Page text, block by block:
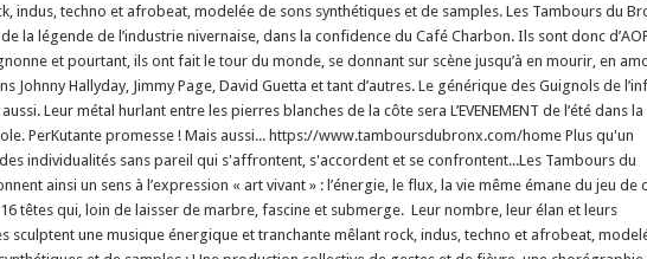
indus, techno et afrobeat, modelée de sons synthétiques et de samples. Les Tambours du
la légende de l’industrie nivernaise, dans la confidence du Café Charbon. Ils sont donc
et pourtant, ils ont fait le tour du monde, se donnant sur scène jusqu’à en mourir, en
Johnny Hallyday, Jimmy Page, David Guetta et tant d’autres. Le générique des Guignols de
aussi. Leur métal hurlant entre les pierres blanches de la côte sera L’EVENEMENT de l’été dans la
PerKutante promesse ! Mais aussi... https://www.tamboursdubronx.com/home Plus qu'un
individualités sans pareil qui s'affrontent, s'accordent et se confrontent...Les Tambours du
ainsi un sens à l’expression « art vivant » : l’énergie, le flux, la vie même émane du jeu de
têtes qui, loin de laisser de marbre, fascine et submerge. Leur nombre, leur élan et leurs
sculptent une musique énergique et tranchante mêlant rock, indus, techno et afrobeat,